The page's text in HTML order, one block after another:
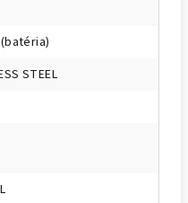
STEEL